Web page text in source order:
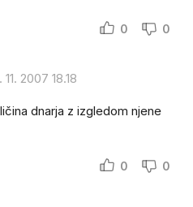
0 0
11. 2007 18.18
dnarja z izgledom njene
0 0